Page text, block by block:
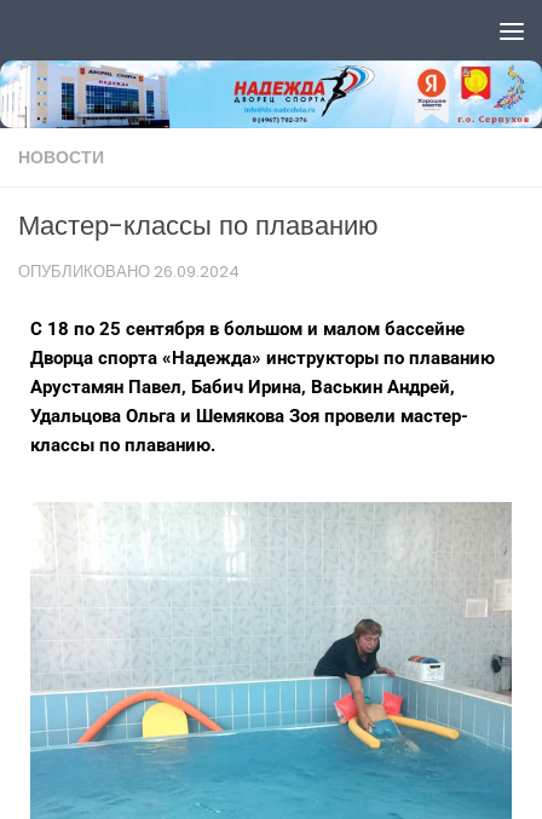
НОВОСТИ
Мастер-классы по плаванию
ОПУБЛИКОВАНО 26.09.2024
С 18 по 25 сентября в большом и малом бассейне
Дворца спорта «Надежда» инструкторы по плаванию
Арустамян Павел, Бабич Ирина, Васькин Андрей,
Удальцова Ольга и Шемякова Зоя провели мастер-
классы по плаванию.